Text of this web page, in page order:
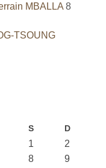
MBALLA 8
TSOUNG
S D
1
2
8
9